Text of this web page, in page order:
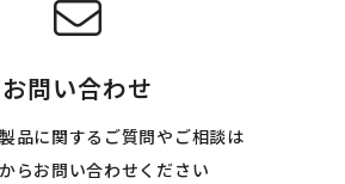
お問い合わせ
品に関するご質問やご相談は
らお問い合わせください